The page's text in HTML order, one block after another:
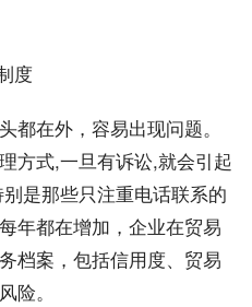
度
都在外，容易出现问题。
方式,一旦有诉讼,就会引起
是那些只注重电话联系的
年都在增加，企业在贸易
档案，包括信用度、贸易
险。